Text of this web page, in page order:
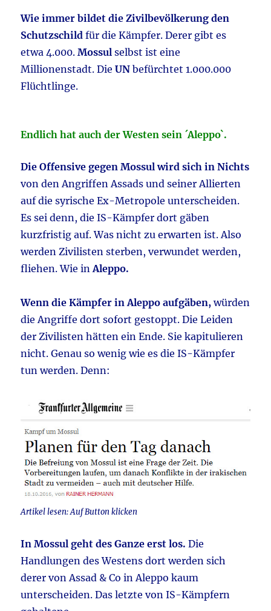
Wie immer bildet die Zivilbevölkerung den
Schutzschild für die Kämpfer. Derer gibt es
etwa 4.000.Mossul selbst ist eine
Millionenstadt. DieUN befürchtet 1.000.000
Flüchtlinge.
Endlich hat auch der Westen sein ´Aleppo`.
Die Offensive gegen Mossul wird sich in Nichts
von den Angriffen Assads und seiner Allierten
auf die syrische Ex-Metropole unterscheiden.
Es sei denn, die IS-Kämpfer dort gäben
kurzfristig auf. Was nicht zu erwarten ist. Also
werden Zivilisten sterben, verwundet werden,
fliehen. Wie inAleppo.
Wenn die Kämpfer in Aleppo aufgäben,würden
die Angriffe dort sofort gestoppt. Die Leiden
der Zivilisten hätten ein Ende. Sie kapitulieren
nicht. Genau so wenig wie es die IS-Kämpfer
tun werden. Denn:
Artikel lesen: Auf Button klicken
In Mossul geht des Ganze erst los. Die
Handlungen des Westens dort werden sich
derer von Assad & Co in Aleppo kaum
unterscheiden. Das letzte von IS-Kämpfern